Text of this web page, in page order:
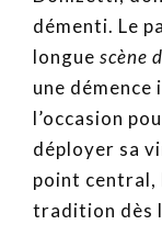
démenti. Le
longue scène
une
l’occasion
déployer sa
point central,
tradition dès